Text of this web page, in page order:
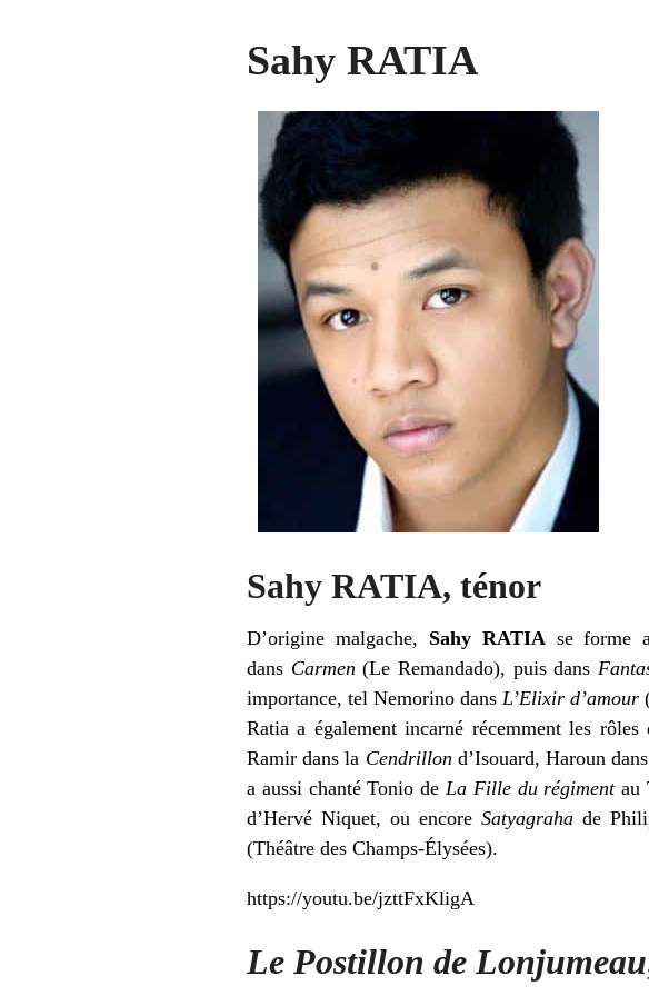
Sahy RATIA
Sahy RATIA, ténor
D’origine malgache, Sahy RATIAse forme
dans Carmen (Le Remandado), puis dans
importance, tel Nemorino dans L’Elixir d’amour
Ratia a également incarné récemment les
Ramir dans la Cendrillon d’Isouard, Haroun
a aussi chanté Tonio de La Fille du régimentau
d’Hervé Niquet, ou encore Satyagraha de
(Théâtre des Champs-Élysées).
https://youtu.be/jzttFxKligA
Le Postillon de Lonjumeau